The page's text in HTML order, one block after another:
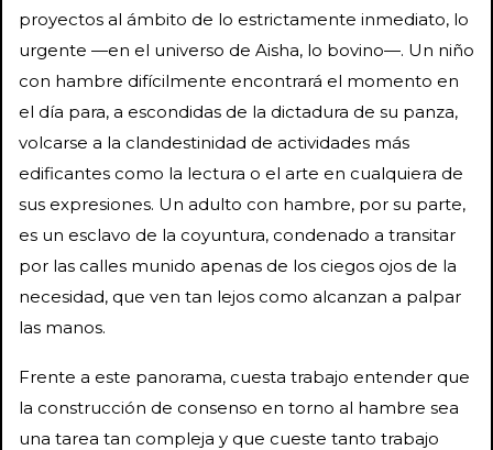
proyectos al ámbito de lo estrictamente inmediato, lo
urgente —en el universo de Aisha, lo bovino—. Un niño
con hambre difícilmente encontrará el momento en
el día para, a escondidas de la dictadura de su panza,
volcarse a la clandestinidad de actividades más
edificantes como la lectura o el arte en cualquiera de
sus expresiones. Un adulto con hambre, por su parte,
es un esclavo de la coyuntura, condenado a transitar
por las calles munido apenas de los ciegos ojos de la
necesidad, que ven tan lejos como alcanzan a palpar
las manos.
Frente a este panorama, cuesta trabajo entender que
la construcción de consenso en torno al hambre sea
una tarea tan compleja y que cueste tanto trabajo